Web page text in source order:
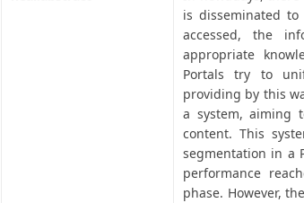
is disseminated
accessed, the
appropriate
Portals try to
providing by this
a system, aiming
content. This
segmentation in a
performance
phase. However,